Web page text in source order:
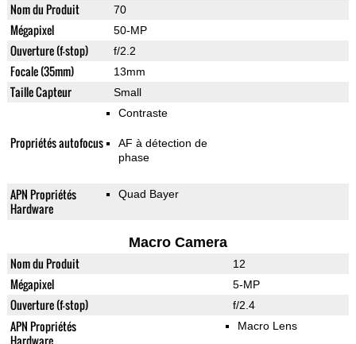
Nom du Produit 70
Mégapixel 50-MP
Ouverture (f-stop) f/2.2
Focale (35mm) 13mm
Taille Capteur Small
Propriétés autofocus
Contraste
AF à détection de
phase
APN Propriétés
Hardware
Quad Bayer
Macro Camera
Nom du Produit 12
Mégapixel 5-MP
Ouverture (f-stop) f/2.4
APN Propriétés
Hardware
Macro Lens